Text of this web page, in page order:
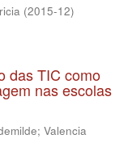
(2015-12)
das TIC como
nas escolas
; Valencia